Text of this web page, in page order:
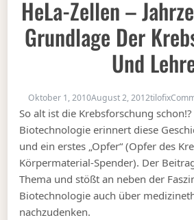
HeLa-Zellen –
Grundlage Der
Und
Oktober 1, 2010August 2, 2012tilofix
So alt ist die Krebsforschung
Biotechnologie erinnert diese
und ein erstes „Opfer“ (Opfer des
Körpermaterial-Spender). Der
Thema und stößt an neben der
Biotechnologie auch über
nachzudenken.